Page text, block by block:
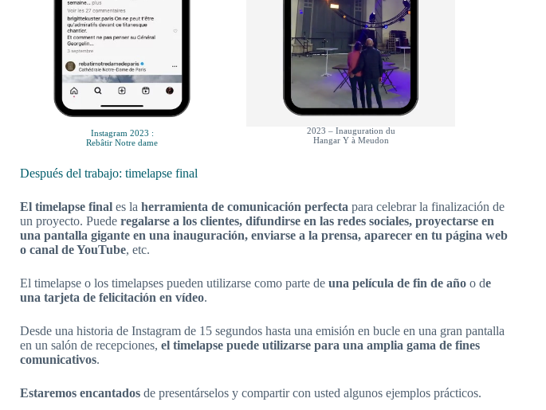
Instagram 2023 :
Rebâtir Notre dame
2023 – Inauguration du
Hangar Y à Meudon
Después del trabajo: timelapse final
El timelapse final es la herramienta de comunicación perfecta para celebrar la finalización de
un proyecto. Puede regalarse a los clientes, difundirse en las redes sociales, proyectarse en
una pantalla gigante en una inauguración, enviarse a la prensa, aparecer en tu página web
o canal de YouTube, etc.
El timelapse o los timelapses pueden utilizarse como parte de una película de fin de año o de
una tarjeta de felicitación en vídeo.
Desde una historia de Instagram de 15 segundos hasta una emisión en bucle en una gran pantalla
en un salón de recepciones, el timelapse puede utilizarse para una amplia gama de fines
comunicativos.
Estaremos encantados de presentárselos y compartir con usted algunos ejemplos prácticos.